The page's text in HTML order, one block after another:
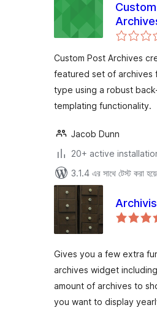
Custom Post Archives
featured set of archives
type using a robust
templating functionality.
Jacob Dunn
20+ active
3.1.4 এর সাথে টেস্ট করা
Gives you a few extra
archives widget
amount of archives to
you want to display